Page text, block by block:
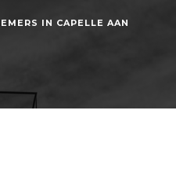
IN CAPELLE AAN